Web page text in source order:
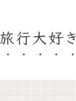
旅行大好き